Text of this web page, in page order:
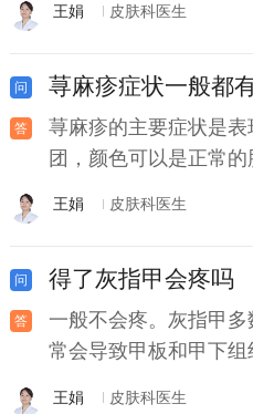
王娟 皮肤科医生
荨麻疹症状一般都
荨麻疹的主要症状是
团，颜色可以是正常
王娟 皮肤科医生
得了灰指甲会疼吗
一般不会疼。灰指甲
常会导致甲板和甲下
王娟 皮肤科医生